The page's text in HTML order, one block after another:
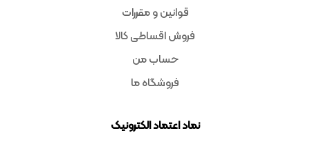
قوانین و مقررات
فروش اقساطی کالا
حساب من
فروشگاه ما
نماد اعتماد الکترونیک